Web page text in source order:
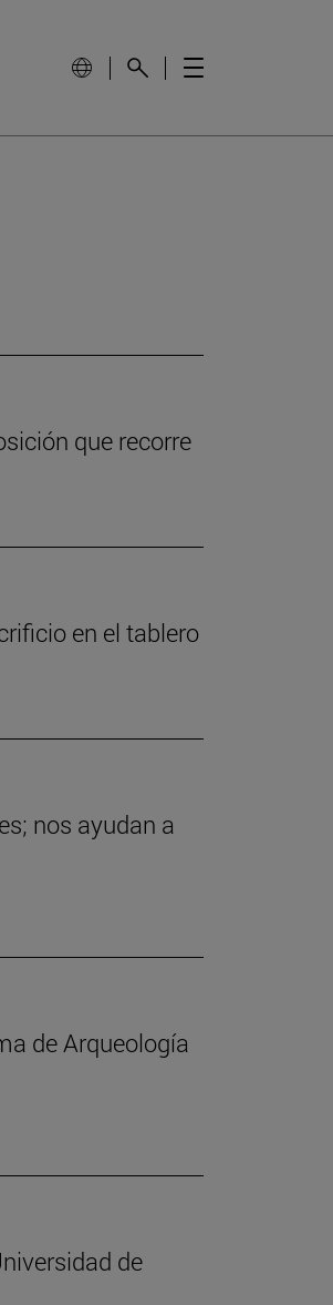
que recorre
en el tablero
nos ayudan a
de Arqueología
de